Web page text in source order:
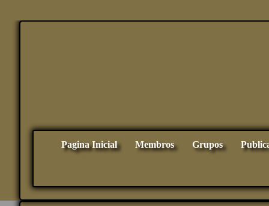
Pagina Inicial Membros Grupos